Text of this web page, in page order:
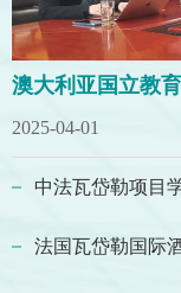
2025-04-01
法国瓦岱勒国际